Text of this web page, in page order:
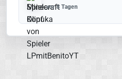
vor 8 Tagen